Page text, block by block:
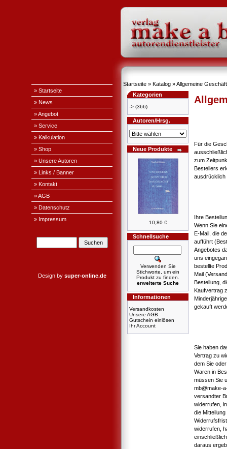
» Startseite
» News
» Angebot
» Service
» Kalkulation
» Shop
» Unsere Autoren
» Links / Banner
» Kontakt
» AGB
» Datenschutz
» Impressum
Design by super-online.de
Startseite » Katalog »Allgemeine
Kategorien
-> (366)
Autoren/Hrsg.
Neue Produkte
10,80 €
Schnellsuche
Verwenden Sie
Stichworte, um ein
Produkt zu finden.
erweiterte Suche
Informationen
Versandkosten
Unsere AGB
Gutschein einlösen
Ihr Account
Für die
zum
Bestellers
ausdrücklich
Ihre
Wenn Sie
E-Mail, die
aufführt
Angebotes
uns
bestellte
Mail
Bestellung,
Kaufvertrag
gekauft
Sie haben
Vertrag zu
dem Sie
Waren in
müssen Sie
mb@make-
versandter
widerrufen,
die
widerrufen,
daraus